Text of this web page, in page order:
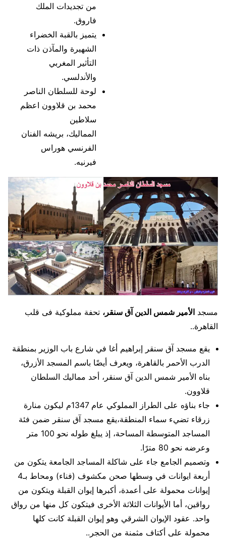
من تجديدات الملك
فاروق.
يتميز بالقبة الخضراء
الشهيرة والمآذن ذات
التأثير المغربي
والأندلسي.
لوحة للسلطان الناصر
محمد بن قلاوون اعظم
سلاطين
المماليك، بريشه الفنان
الفرنسي هوراس
فيرنيه.
مسجد الأمير شمس الدين آق سنقر، تحفة مملوكية فى قلب
القاهرة..
يقع مسجد آق سنقر إبراهيم أغا في شارع باب الوزير بمنطقة
الدرب الأحمر بالقاهرة، ويعرف أيضًا باسم المسجد الأزرق،
بناه الأمير شمس الدين آق سنقر، أحد مماليك السلطان
قلاوون.
جاء بناؤه على الطراز المملوكي عام 1347م ليكون منارة
زرقاء تضيء سماء المنطقة،يقع مسجد آق سنقر ضمن فئة
المساجد المتوسطة المساحة، إذ يبلغ طوله نحو 100 متر
وعرضه نحو 80 مترًا.
وتصميم الجامع جاء على شاكلة المساجد الجامعة يتكون من
أربعة ايوانات في وسطها صحن مكشوف (فناء) ومحاط بـ4
إيوانات محمولة على أعمدة، أكبرها إيوان القبلة ويتكون من
رواقين، أما الأيوانات الثلاثة الأخرى فيتكون كل منها من رواق
واحد. عقود الإيوان الشرقي وهو إيوان القبلة كانت كلها
محمولة على أكتاف مثمنة من الحجر..